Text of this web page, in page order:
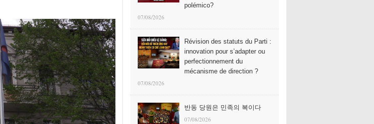
polémico?
07/08/2026
Révision des statuts du Parti :
innovation pour s’adapter ou
perfectionnement du
mécanisme de direction ?
07/08/2026
반동 당원은 민족의 복이다
07/08/2026